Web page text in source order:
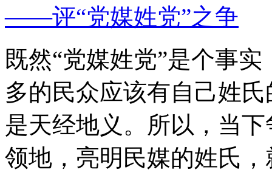
——评“党媒姓党”之争
既然“党媒姓党”是个事
多的民众应该有自己姓
是天经地义。所以，当
领地，亮明民媒的姓氏